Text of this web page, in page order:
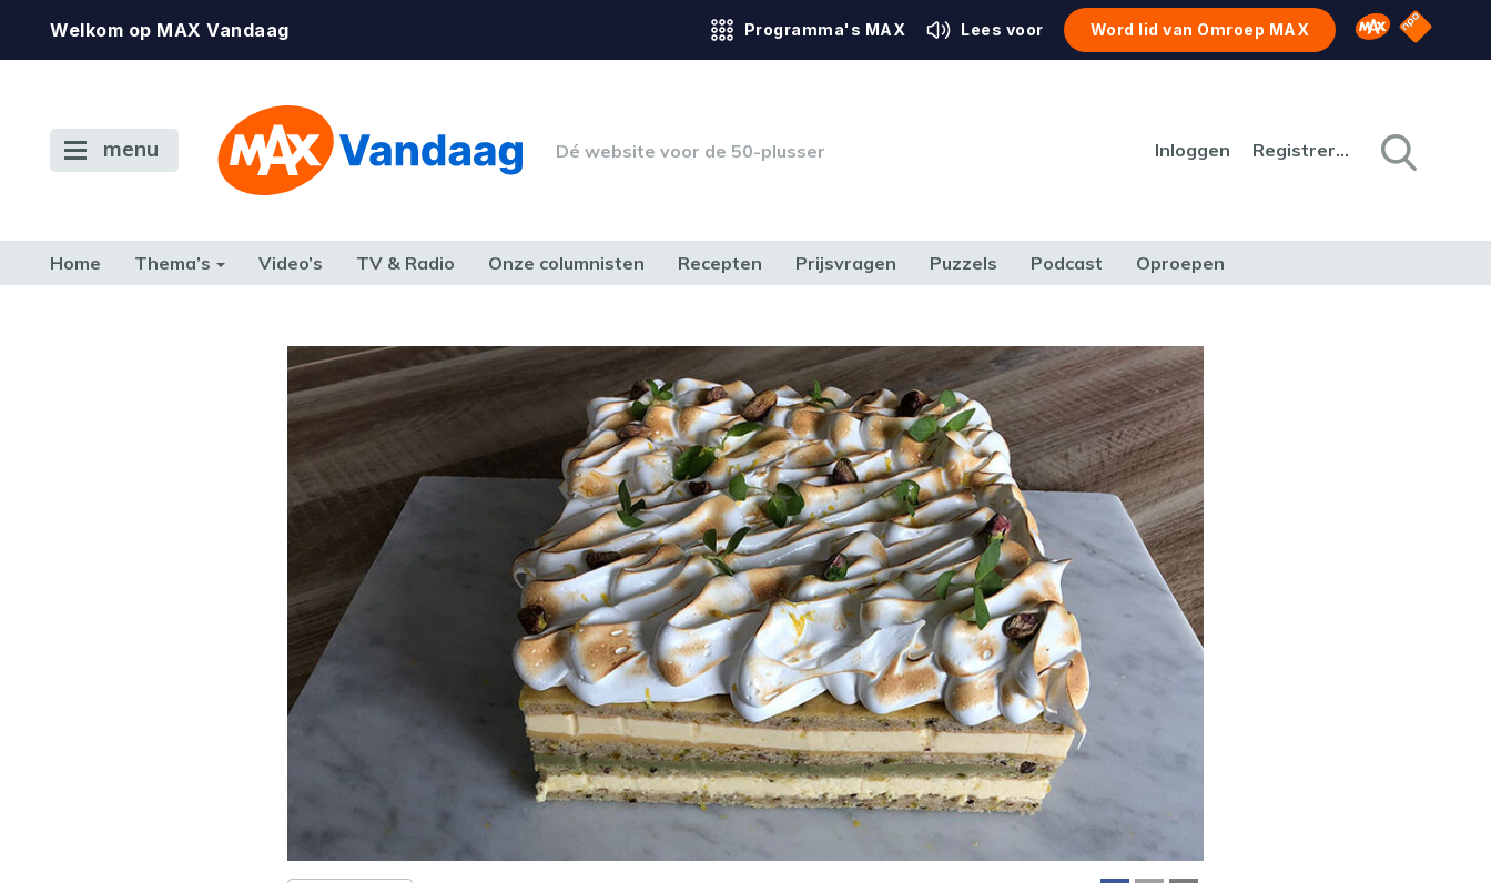
Welkom op MAX Vandaag Programma's MAX Lees voor Word lid van Omroep MAX Omroep MAX
NPO
menu Dé website voor de 50-plusser Inloggen Registreren
Home Thema’s Video’s TV & Radio Onze columnisten Recepten Prijsvragen Puzzels Podcast Oproepen